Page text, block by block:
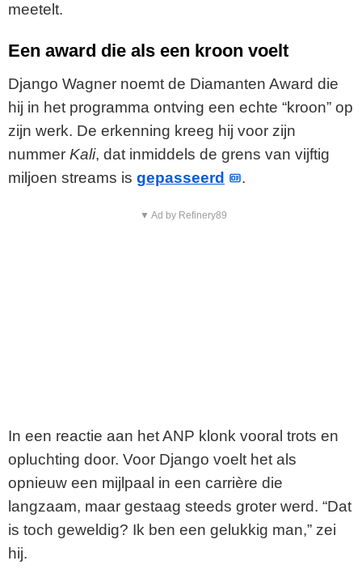
meetelt.
Een award die als een kroon voelt
Django Wagner noemt de Diamanten Award die
hij in het programma ontving een echte “kroon” op
zijn werk. De erkenning kreeg hij voor zijn
nummer Kali, dat inmiddels de grens van vijftig
miljoen streams is gepasseerd .
▼ Ad by Refinery89
In een reactie aan het ANP klonk vooral trots en
opluchting door. Voor Django voelt het als
opnieuw een mijlpaal in een carrière die
langzaam, maar gestaag steeds groter werd. “Dat
is toch geweldig? Ik ben een gelukkig man,” zei
hij.